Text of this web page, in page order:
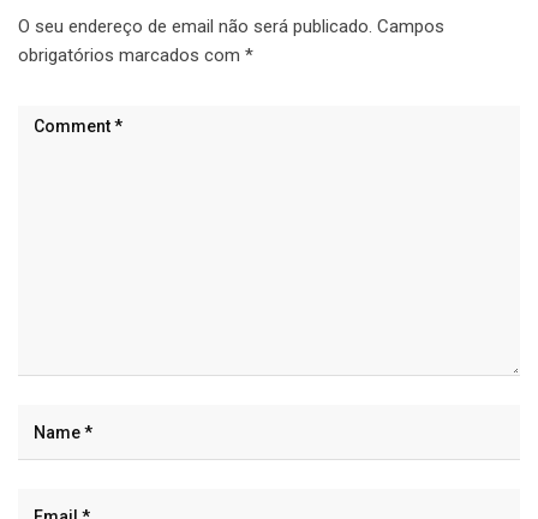
O seu endereço de email não será publicado. Campos
obrigatórios marcados com *